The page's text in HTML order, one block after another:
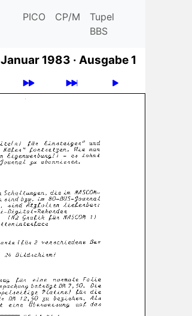
PICO CP/M
Tupel
BBS
Januar 1983 · Ausgabe 1